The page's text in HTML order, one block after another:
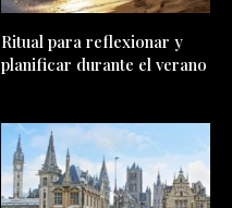
Ritual para reflexionar y
planificar durante el verano